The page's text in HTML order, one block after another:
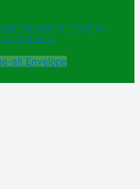
"Belladonna" Trebinje |
by Webherzz
alt Envelope